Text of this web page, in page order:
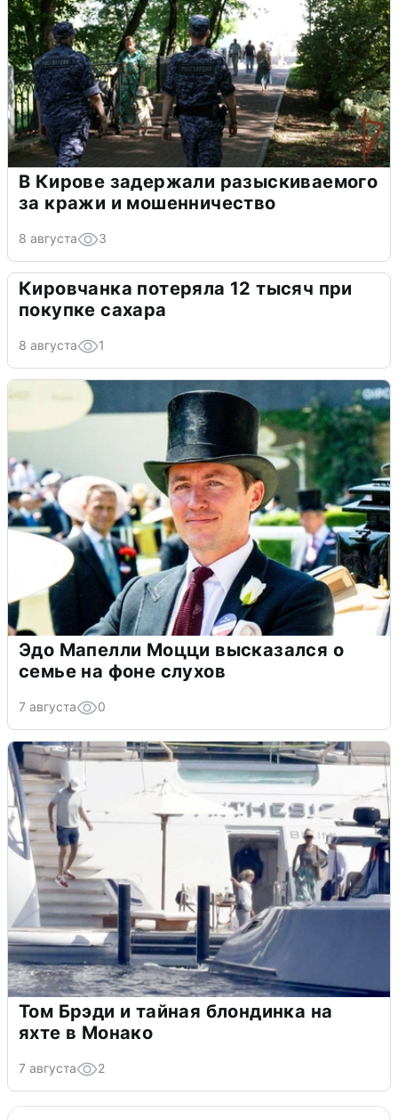
В Кирове задержали разыскиваемого
за кражи и мошенничество
8 августа 3
Кировчанка потеряла 12 тысяч при
покупке сахара
8 августа 1
Эдо Мапелли Моцци высказался о
семье на фоне слухов
7 августа 0
Том Брэди и тайная блондинка на
яхте в Монако
7 августа 2